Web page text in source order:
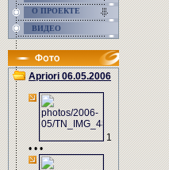
О ПРОЕКТЕ
ВИДЕО
Apriori 06.05.2006
1
• • •